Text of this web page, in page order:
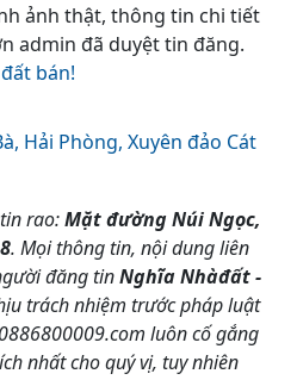
ảnh thật, thông tin chi tiết
admin đã duyệt tin đăng.
bán!
Hải Phòng, Xuyên đảo Cát
rao:Mặt đường Núi Ngọc,
. Mọi thông tin, nội dung liên
đăng tinNghĩa Nhàđất -
trách nhiệm trước pháp luật
luôn cố gắng
nhất cho quý vị, tuy nhiên